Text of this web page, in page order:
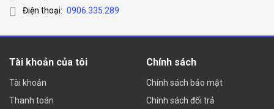
Điện thoại: 0906.335.289
Tài khoản của tôi
Tài khoản
Thanh toán
Chính sách
Chính sách bảo mật
Chính sách đổi trả